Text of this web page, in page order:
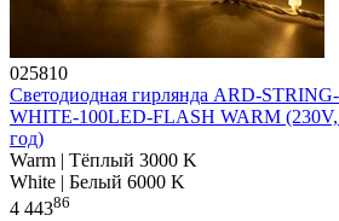
025810
Светодиодная гирлянда ARD-
WHITE-100LED-FLASH WARM (230V,
год)
Warm | Тёплый 3000 K
White | Белый 6000 K
4 44386